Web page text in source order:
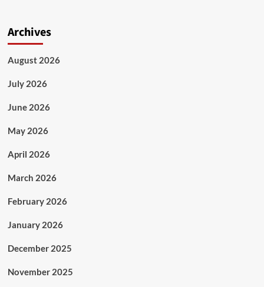
Archives
August 2026
July 2026
June 2026
May 2026
April 2026
March 2026
February 2026
January 2026
December 2025
November 2025